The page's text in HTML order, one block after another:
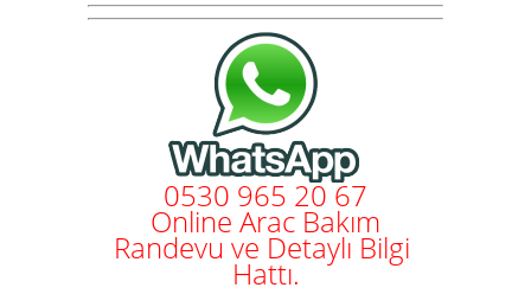
0530 965 20 67
Online Arac Bakım
Randevu ve Detaylı Bilgi
Hattı.